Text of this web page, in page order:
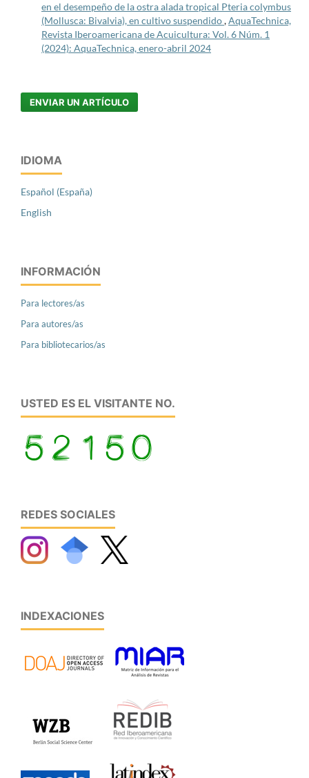
en el desempeño de la ostra alada tropical Pteria colymbus
(Mollusca: Bivalvia), en cultivo suspendido,AquaTechnica,
Revista Iberoamericana de Acuicultura: Vol. 6 Núm. 1
(2024): AquaTechnica, enero-abril 2024
ENVIAR UN ARTÍCULO
IDIOMA
Español (España)
English
INFORMACIÓN
Para lectores/as
Para autores/as
Para bibliotecarios/as
USTED ES EL VISITANTE NO.
REDES SOCIALES
INDEXACIONES